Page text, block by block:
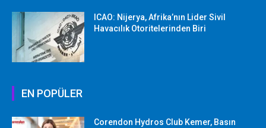
ICAO: Nijerya, Afrika’nın Lider Sivil
Havacılık Otoritelerinden Biri
EN POPÜLER
Corendon Hydros Club Kemer, Basın